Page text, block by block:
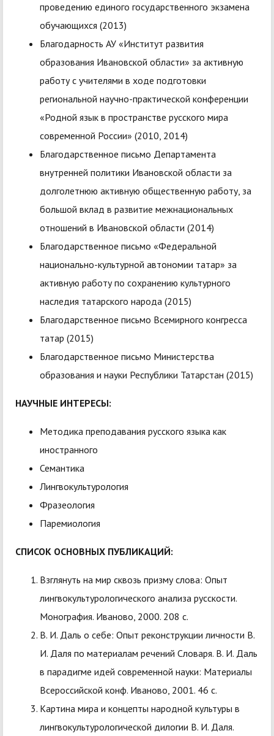
проведению единого государственного экзамена
обучающихся (2013)
Благодарность АУ «Институт развития
образования Ивановской области» за активную
работу с учителями в ходе подготовки
региональной научно-практической конференции
«Родной язык в пространстве русского мира
современной России» (2010, 2014)
Благодарственное письмо Департамента
внутренней политики Ивановской области за
долголетнюю активную общественную работу, за
большой вклад в развитие межнациональных
отношений в Ивановской области (2014)
Благодарственное письмо «Федеральной
национально-культурной автономии татар» за
активную работу по сохранению культурного
наследия татарского народа (2015)
Благодарственное письмо Всемирного конгресса
татар (2015)
Благодарственное письмо Министерства
образования и науки Республики Татарстан (2015)
НАУЧНЫЕ ИНТЕРЕСЫ:
Методика преподавания русского языка как
иностранного
Семантика
Лингвокультурология
Фразеология
Паремиология
СПИСОК ОСНОВНЫХ ПУБЛИКАЦИЙ:
Взглянуть на мир сквозь призму слова: Опыт
лингвокультурологического анализа русскости.
Монография. Иваново, 2000. 208 с.
В. И. Даль о себе: Опыт реконструкции личности В.
И. Даля по материалам речений Словаря. В. И. Даль
в парадигме идей современной науки: Материалы
Всероссийской конф. Иваново, 2001. 46 с.
Картина мира и концепты народной культуры в
лингвокультурологической дилогии В. И. Даля.